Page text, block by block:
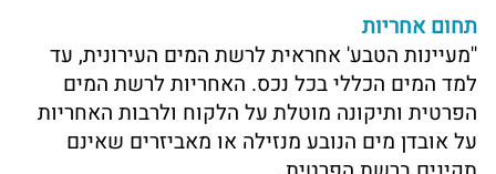
תחום אחריות
''מעיינות הטבע' אחראית לרשת המים העירונית, עד
למד המים הכללי בכל נכס. האחריות לרשת המים
הפרטית ותיקונה מוטלת על הלקוח ולרבות האחריות
על אובדן מים הנובע מנזילה או מאביזרים שאינם